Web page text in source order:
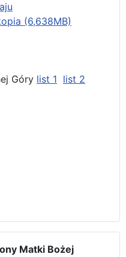
(6,638MB)
Góry list 1 list 2
Matki Bożej